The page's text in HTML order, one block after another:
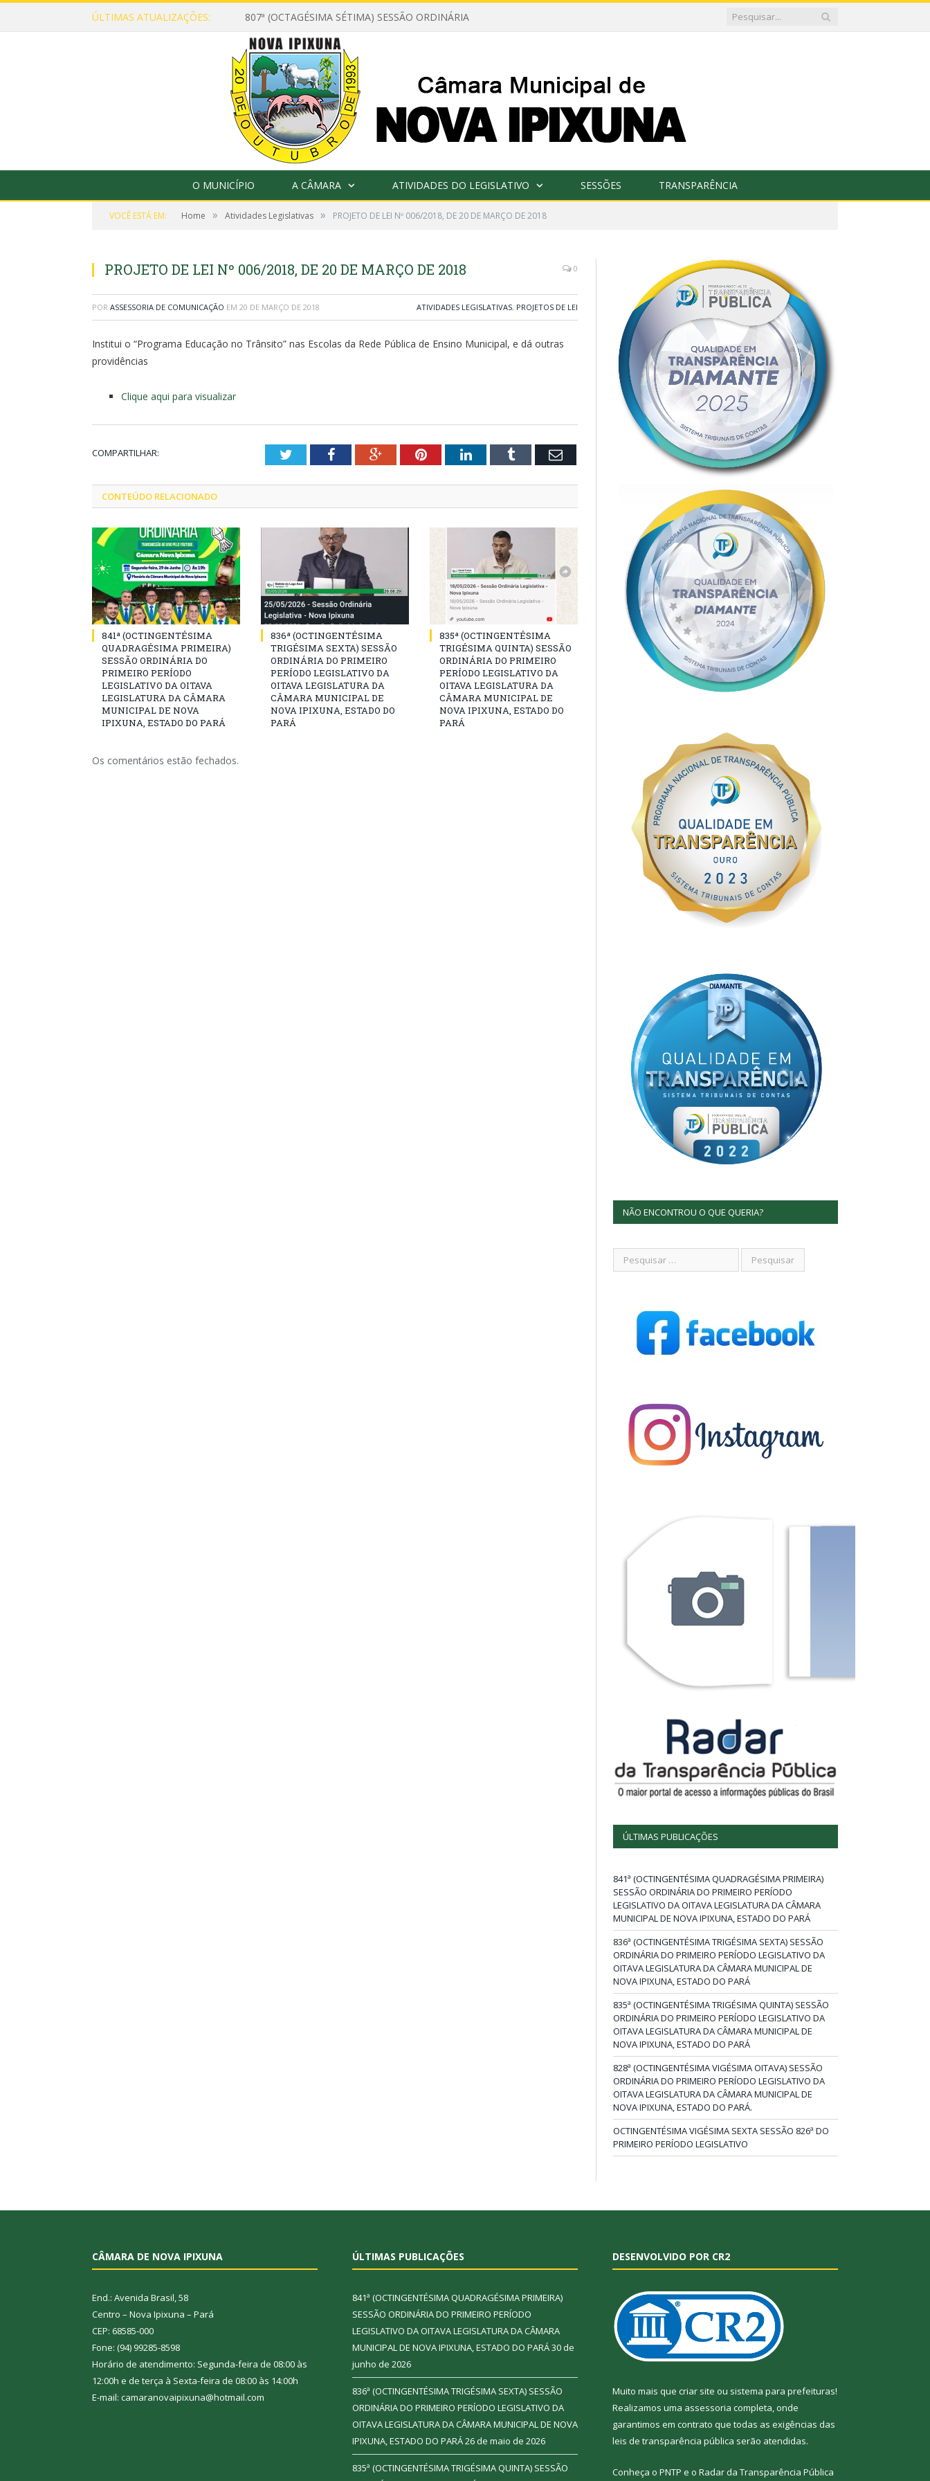
ÚLTIMAS ATUALIZAÇÕES: 807ª (OCTAGÉSIMA SÉTIMA) SESSÃO ORDINÁRIA
O MUNICÍPIO A CÂMARA ATIVIDADES DO LEGISLATIVO SESSÕES TRANSPARÊNCIA
VOCÊ ESTÁ EM: Home » Atividades Legislativas » PROJETO DE LEI Nº 006/2018, DE 20 DE MARÇO DE 2018
PROJETO DE LEI Nº 006/2018, DE 20 DE MARÇO DE 2018 0
POR ASSESSORIA DE COMUNICAÇÃO EM 20 DE MARÇO DE 2018 ATIVIDADES LEGISLATIVAS, PROJETOS DE LEI
Institui o “Programa Educação no Trânsito” nas Escolas da Rede Pública de Ensino Municipal, e dá outras
providências
Clique aqui para visualizar
COMPARTILHAR: TwitterFacebookGoogle+PinterestLinkedInTumblr Email
CONTEÚDO RELACIONADO
841ª (OCTINGENTÉSIMA
QUADRAGÉSIMA PRIMEIRA)
SESSÃO ORDINÁRIA DO
PRIMEIRO PERÍODO
LEGISLATIVO DA OITAVA
LEGISLATURA DA CÂMARA
MUNICIPAL DE NOVA
IPIXUNA, ESTADO DO PARÁ
836ª (OCTINGENTÉSIMA
TRIGÉSIMA SEXTA) SESSÃO
ORDINÁRIA DO PRIMEIRO
PERÍODO LEGISLATIVO DA
OITAVA LEGISLATURA DA
CÂMARA MUNICIPAL DE
NOVA IPIXUNA, ESTADO DO
PARÁ
835ª (OCTINGENTÉSIMA
TRIGÉSIMA QUINTA) SESSÃO
ORDINÁRIA DO PRIMEIRO
PERÍODO LEGISLATIVO DA
OITAVA LEGISLATURA DA
CÂMARA MUNICIPAL DE
NOVA IPIXUNA, ESTADO DO
PARÁ
Os comentários estão fechados.
NÃO ENCONTROU O QUE QUERIA?
ÚLTIMAS PUBLICAÇÕES
841ª (OCTINGENTÉSIMA QUADRAGÉSIMA PRIMEIRA)
SESSÃO ORDINÁRIA DO PRIMEIRO PERÍODO
LEGISLATIVO DA OITAVA LEGISLATURA DA CÂMARA
MUNICIPAL DE NOVA IPIXUNA, ESTADO DO PARÁ
836ª (OCTINGENTÉSIMA TRIGÉSIMA SEXTA) SESSÃO
ORDINÁRIA DO PRIMEIRO PERÍODO LEGISLATIVO DA
OITAVA LEGISLATURA DA CÂMARA MUNICIPAL DE
NOVA IPIXUNA, ESTADO DO PARÁ
835ª (OCTINGENTÉSIMA TRIGÉSIMA QUINTA) SESSÃO
ORDINÁRIA DO PRIMEIRO PERÍODO LEGISLATIVO DA
OITAVA LEGISLATURA DA CÂMARA MUNICIPAL DE
NOVA IPIXUNA, ESTADO DO PARÁ
828ª (OCTINGENTÉSIMA VIGÉSIMA OITAVA) SESSÃO
ORDINÁRIA DO PRIMEIRO PERÍODO LEGISLATIVO DA
OITAVA LEGISLATURA DA CÂMARA MUNICIPAL DE
NOVA IPIXUNA, ESTADO DO PARÁ.
OCTINGENTÉSIMA VIGÉSIMA SEXTA SESSÃO 826ª DO
PRIMEIRO PERÍODO LEGISLATIVO
CÂMARA DE NOVA IPIXUNA
End.: Avenida Brasil, 58
Centro – Nova Ipixuna – Pará
CEP: 68585-000
Fone: (94) 99285-8598
Horário de atendimento: Segunda-feira de 08:00 às
12:00h e de terça à Sexta-feira de 08:00 às 14:00h
E-mail: camaranovaipixuna@hotmail.com
ÚLTIMAS PUBLICAÇÕES
841ª (OCTINGENTÉSIMA QUADRAGÉSIMA PRIMEIRA)
SESSÃO ORDINÁRIA DO PRIMEIRO PERÍODO
LEGISLATIVO DA OITAVA LEGISLATURA DA CÂMARA
MUNICIPAL DE NOVA IPIXUNA, ESTADO DO PARÁ30 de
junho de 2026
836ª (OCTINGENTÉSIMA TRIGÉSIMA SEXTA) SESSÃO
ORDINÁRIA DO PRIMEIRO PERÍODO LEGISLATIVO DA
OITAVA LEGISLATURA DA CÂMARA MUNICIPAL DE NOVA
IPIXUNA, ESTADO DO PARÁ26 de maio de 2026
835ª (OCTINGENTÉSIMA TRIGÉSIMA QUINTA) SESSÃO
DESENVOLVIDO POR CR2
Muito mais que criar site ou sistema para prefeituras!
Realizamos uma assessoria completa, onde
garantimos em contrato que todas as exigências das
leis de transparência pública serão atendidas.
Conheça o PNTP e o Radar da Transparência Pública